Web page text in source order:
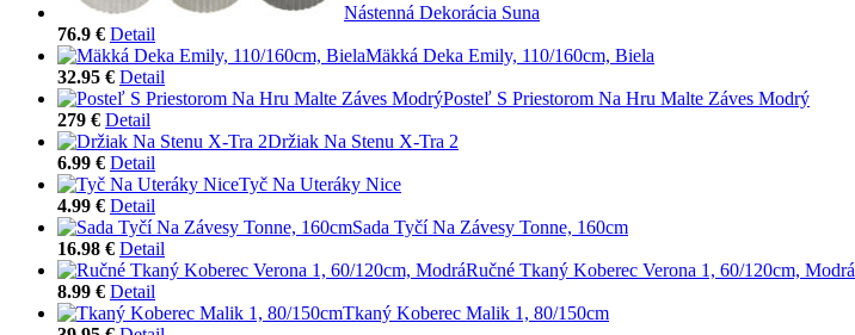
Nástenná Dekorácia Suna
76.9 € Detail
Mäkká Deka Emily, 110/160cm, Biela
32.95 € Detail
Posteľ S Priestorom Na Hru Malte Záves Modrý
279 € Detail
Držiak Na Stenu X-Tra 2
6.99 € Detail
Tyč Na Uteráky Nice
4.99 € Detail
Sada Tyčí Na Závesy Tonne, 160cm
16.98 € Detail
Ručné Tkaný Koberec Verona 1, 60/120cm, Modrá
8.99 € Detail
Tkaný Koberec Malik 1, 80/150cm